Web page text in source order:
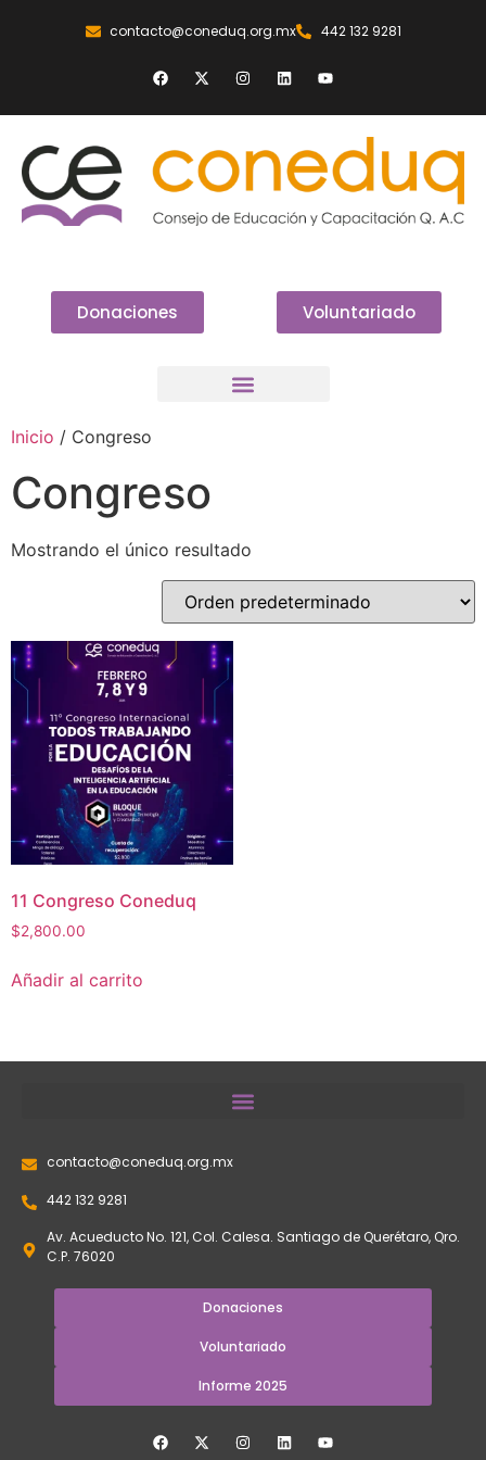
contacto@coneduq.org.mx 442 132 9281
Donaciones Voluntariado
Inicio / Congreso
Congreso
Mostrando el único resultado
11 Congreso Coneduq
$2,800.00
Añadir al carrito
contacto@coneduq.org.mx
442 132 9281
Av. Acueducto No. 121, Col. Calesa. Santiago de Querétaro, Qro.
C.P. 76020
Donaciones
Voluntariado
Informe 2025